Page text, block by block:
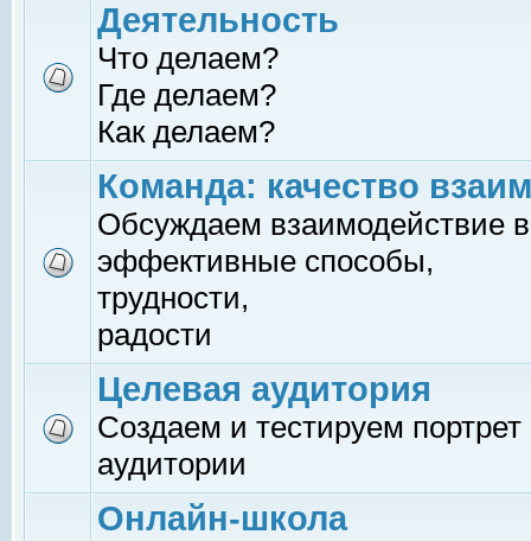
Деятельность
Что делаем?
Где делаем?
Как делаем?
Команда: качество
Обсуждаем взаимодействие
эффективные способы,
трудности,
радости
Целевая аудитория
Создаем и тестируем
аудитории
Онлайн-школа